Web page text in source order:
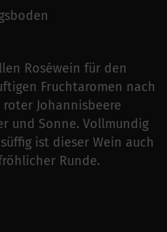
Roséwein für den
Fruchtaromen nach
Johannisbeere
und Sonne. Vollmundig
ist dieser Wein auch
Runde.